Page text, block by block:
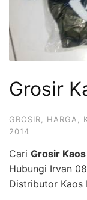
Grosir
GROSIR HARGA
2014
Cari Grosir
Hubungi Irvan
Distributor Kaos